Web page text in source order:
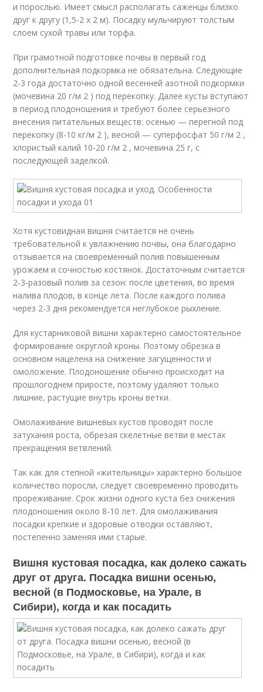
и порослью. Имеет смысл располагать саженцы близко
друг к другу (1,5-2 x 2 м). Посадку мульчируют толстым
слоем сухой травы или торфа.
При грамотной подготовке почвы в первый год
дополнительная подкормка не обязательна. Следующие
2-3 года достаточно одной весенней азотной подкормки
(мочевина 20 г/м 2 ) под перекопку. Далее кусты вступают
в период плодоношения и требуют более серьезного
внесения питательных веществ: осенью — перегной под
перекопку (8-10 кг/м 2 ), весной — суперфосфат 50 г/м 2 ,
хлористый калий 10-20 г/м 2 , мочевина 25 г, с
последующей заделкой.
Хотя кустовидная вишня считается не очень
требовательной к увлажнению почвы, она благодарно
отзывается на своевременный полив повышенным
урожаем и сочностью костянок. Достаточным считается
2-3-разовый полив за сезон: после цветения, во время
налива плодов, в конце лета. После каждого полива
через 2-3 дня рекомендуется неглубокое рыхление.
Для кустарниковой вишни характерно самостоятельное
формирование округлой кроны. Поэтому обрезка в
основном нацелена на снижение загущенности и
омоложение. Плодоношение обычно происходит на
прошлогоднем приросте, поэтому удаляют только
лишние, растущие внутрь кроны ветки.
Омолаживание вишневых кустов проводят после
затухания роста, обрезая скелетные ветви в местах
прекращения ветвлений.
Так как для степной «жительницы» характерно большое
количество поросли, следует своевременно проводить
прореживание. Срок жизни одного куста без снижения
плодоношения около 8-10 лет. Для омолаживания
посадки крепкие и здоровые отводки оставляют,
постепенно заменяя ими старые.
Вишня кустовая посадка, как долеко сажать
друг от друга. Посадка вишни осенью,
весной (в Подмосковье, на Урале, в
Сибири), когда и как посадить